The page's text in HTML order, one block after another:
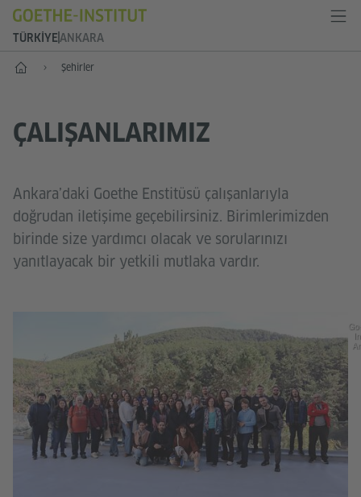
TÜRKIYE ANKARA
Anasayfa Şehirler
ÇALIŞANLARIMIZ
Ankara’daki Goethe Enstitüsü çalışanlarıyla
doğrudan iletişime geçebilirsiniz. Birimlerimizden
birinde size yardımcı olacak ve sorularınızı
yanıtlayacak bir yetkili mutlaka vardır.